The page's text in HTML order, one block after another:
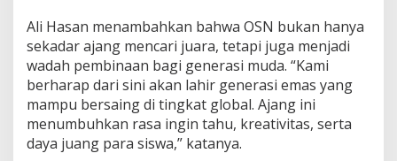
Ali Hasan menambahkan bahwa OSN bukan hanya
sekadar ajang mencari juara, tetapi juga menjadi
wadah pembinaan bagi generasi muda. “Kami
berharap dari sini akan lahir generasi emas yang
mampu bersaing di tingkat global. Ajang ini
menumbuhkan rasa ingin tahu, kreativitas, serta
daya juang para siswa,” katanya.